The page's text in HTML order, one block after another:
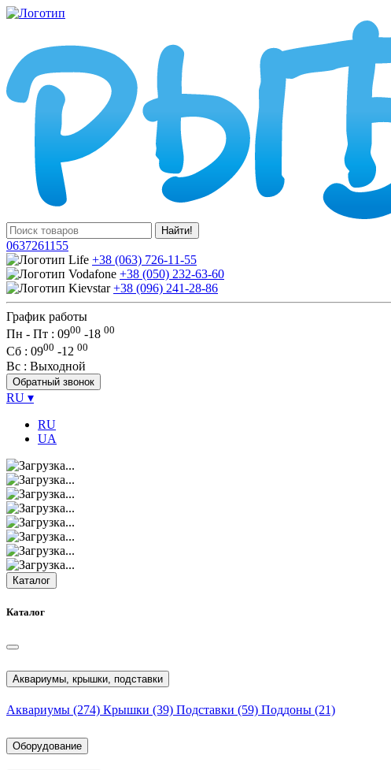
Найти!
0637261155
+38 (063) 726-11-55
+38 (050) 232-63-60
+38 (096) 241-28-86
График работы
Пн - Пт : 0900 -18 00
Сб : 0900 -12 00
Вс : Выходной
Обратный звонок
RU ▾
RU
UA
Каталог
Каталог
Аквариумы, крышки, подставки
Аквариумы (274) Крышки (39) Подставки (59) Поддоны (21)
Оборудование